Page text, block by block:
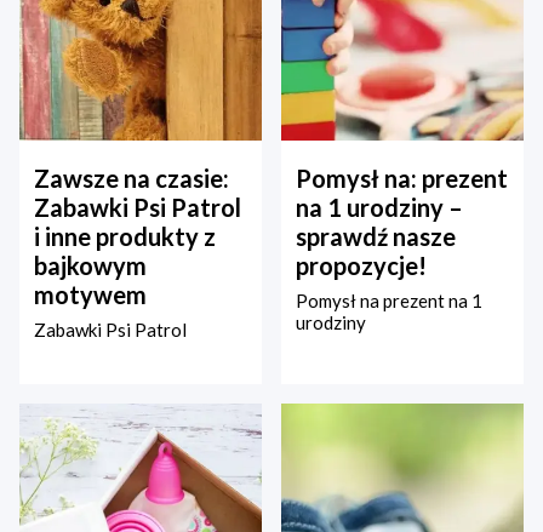
Zawsze na czasie:
Zabawki Psi Patrol
i inne produkty z
bajkowym
motywem
Zabawki Psi Patrol
Pomysł na: prezent
na 1 urodziny –
sprawdź nasze
propozycje!
Pomysł na prezent na 1
urodziny